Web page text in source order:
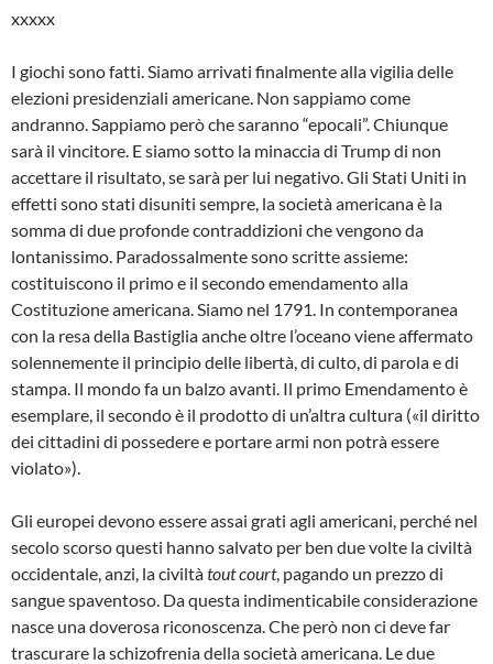
xxxxx
I giochi sono fatti. Siamo arrivati finalmente alla vigilia delle
elezioni presidenziali americane. Non sappiamo come
andranno. Sappiamo però che saranno “epocali”. Chiunque
sarà il vincitore. E siamo sotto la minaccia di Trump di non
accettare il risultato, se sarà per lui negativo. Gli Stati Uniti in
effetti sono stati disuniti sempre, la società americana è la
somma di due profonde contraddizioni che vengono da
lontanissimo. Paradossalmente sono scritte assieme:
costituiscono il primo e il secondo emendamento alla
Costituzione americana. Siamo nel 1791. In contemporanea
con la resa della Bastiglia anche oltre l’oceano viene affermato
solennemente il principio delle libertà, di culto, di parola e di
stampa. Il mondo fa un balzo avanti. Il primo Emendamento è
esemplare, il secondo è il prodotto di un’altra cultura («il diritto
dei cittadini di possedere e portare armi non potrà essere
violato»).
Gli europei devono essere assai grati agli americani, perché nel
secolo scorso questi hanno salvato per ben due volte la civiltà
occidentale, anzi, la civiltàtout court, pagando un prezzo di
sangue spaventoso. Da questa indimenticabile considerazione
nasce una doverosa riconoscenza. Che però non ci deve far
trascurare la schizofrenia della società americana. Le due